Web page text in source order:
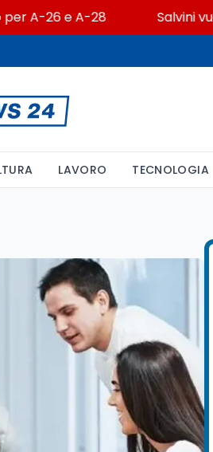
26 e A-28 Salvini vuole
LAVORO TECNOLOGIA